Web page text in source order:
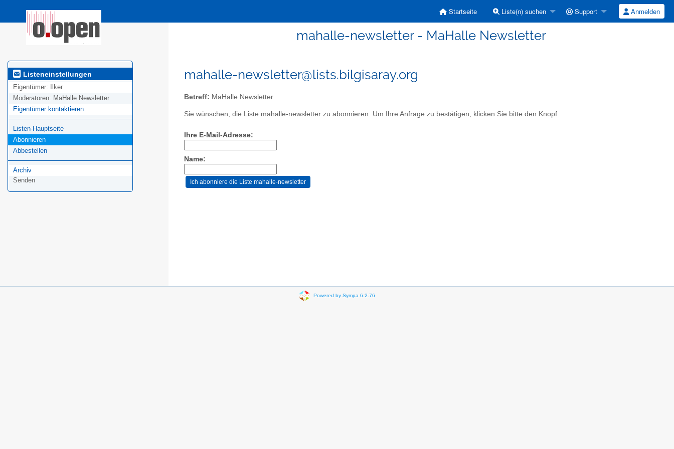
Startseite Liste(n) suchen Support Anmelden
mahalle-newsletter - MaHalle Newsletter
Listeneinstellungen
Eigentümer:
Ilker
Moderatoren: MaHalle Newsletter
Eigentümer kontaktieren
Listen-Hauptseite
Abonnieren
Abbestellen
Archiv
Senden
mahalle-newsletter@lists.bilgisaray.org
Betreff: MaHalle Newsletter
Sie wünschen, die Liste mahalle-newsletter zu abonnieren. Um Ihre Anfrage zu bestätigen, klicken Sie bitte den Knopf:
Ihre E-Mail-Adresse:
Name:
Powered by Sympa 6.2.76